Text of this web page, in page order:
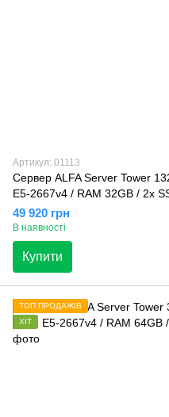
Артикул: 01113
Сервер ALFA Server Tower
E5-2667v4 / RAM 32GB / 2x
49 920 грн
В наявності
Купити
ТОП ПРОДАЖІВ
ХІТ